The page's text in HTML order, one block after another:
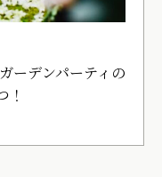
ーデンパーティの
！